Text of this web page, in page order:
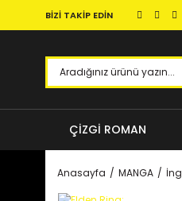
BİZİ TAKİP EDİN
ÇİZGİ ROMAN
Anasayfa MANGA